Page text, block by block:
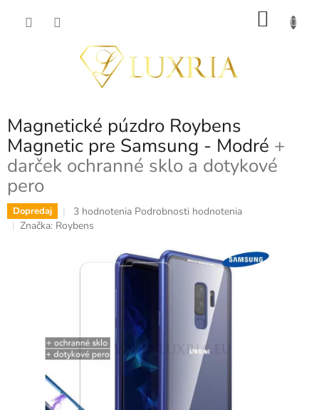
Magnetické púzdro Roybens
Magnetic pre Samsung - Modré +
darček ochranné sklo a dotykové
pero
Dopredaj
Priemerné
hodnotenie
5,0
3 hodnotenia Podrobnosti hodnotenia
Značka: Roybens